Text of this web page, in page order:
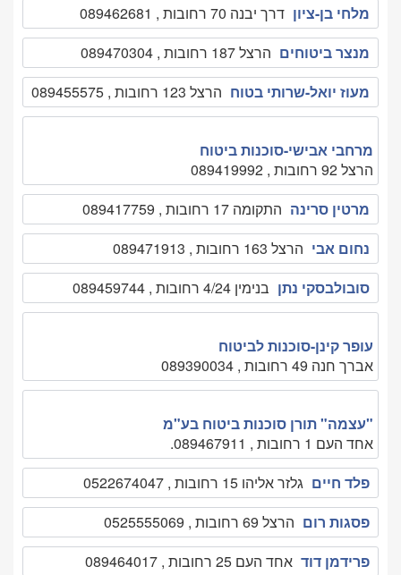
מלחי בן-ציון דרך יבנה 70 רחובות , 089462681
מנצר ביטוחים הרצל 187 רחובות , 089470304
מעוז יואל-שרותי בטוח הרצל 123 רחובות , 089455575
מרחבי אבישי-סוכנות ביטוח
הרצל 92 רחובות , 089419992
מרטין סרינה התקומה 17 רחובות , 089417759
נחום אבי הרצל 163 רחובות , 089471913
סובולבסקי נתן בנימין 4/24 רחובות , 089459744
עופר קינן-סוכנות לביטוח
אברך חנה 49 רחובות , 089390034
"עצמה" תורן סוכנות ביטוח בע"מ
אחד העם 1 רחובות , 089467911.
פלד חיים גלזר אליהו 15 רחובות , 0522674047
פסגות רום הרצל 69 רחובות , 0525555069
פרידמן דוד אחד העם 25 רחובות , 089464017